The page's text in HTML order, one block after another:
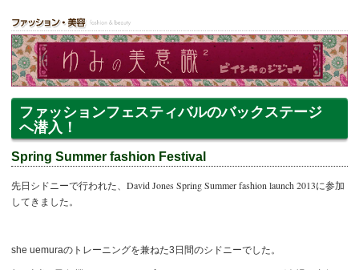
ファッションフェスティバルのバックステージ
へ潜入！
Spring Summer fashion Festival
先日シドニーで行われた、 David Jones Spring Summer fashion launch 2013に参加
してきました。
she uemuraのトレーニングを兼ねた3日間のシドニーでした。